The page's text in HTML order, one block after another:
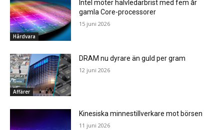
Hårdvara
Intel möter halvledarbrist med fem år
gamla Core-processorer
15 juni 2026
Affärer
DRAM nu dyrare än guld per gram
12 juni 2026
Kinesiska minnestillverkare mot börsen
11 juni 2026